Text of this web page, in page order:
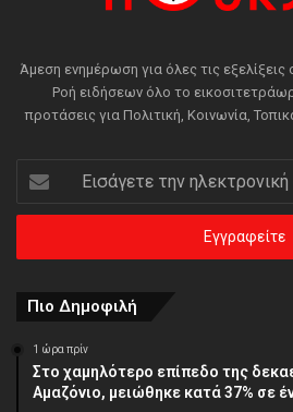
Άμεση ενημέρωση για όλες τις
Ροή ειδήσεων όλο το
προτάσεις για Πολιτική, Κοινωνία,
Εισάγετε
την
ηλεκτρονική
διεύθυνση
Πιο Δημοφιλή
1 ώρα πρίν
Στο χαμηλότερο επίπεδο της
Αμαζόνιο, μειώθηκε κατά 37% σε